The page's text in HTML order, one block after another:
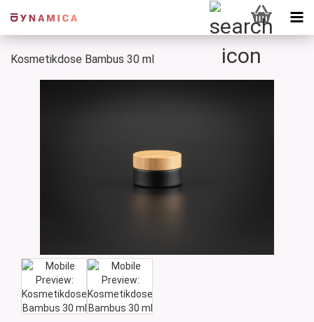
Kosmetikdose Bambus 30 ml